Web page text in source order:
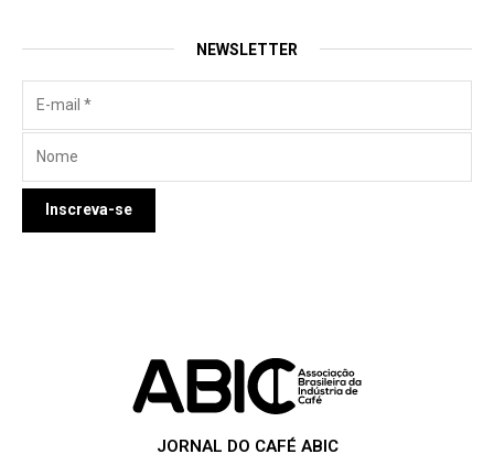
NEWSLETTER
JORNAL DO CAFÉ ABIC